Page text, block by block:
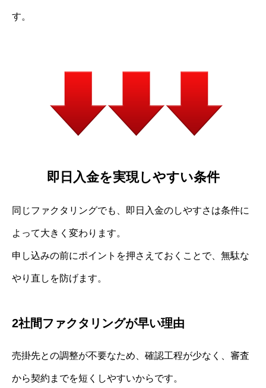
す。
即日入金を実現しやすい条件
同じファクタリングでも、即日入金のしやすさは条件に
よって大きく変わります。
申し込みの前にポイントを押さえておくことで、無駄な
やり直しを防げます。
2社間ファクタリングが早い理由
売掛先との調整が不要なため、確認工程が少なく、審査
から契約までを短くしやすいからです。